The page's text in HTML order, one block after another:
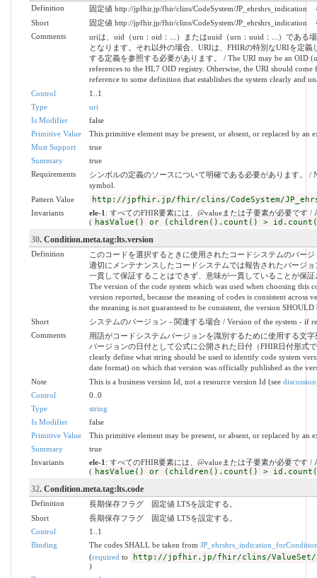
Definition
固定値 http://jpfhir.jp/fhir/clins/CodeSystem/JP_ehrshrs_indication
Short
固定値 http://jpfhir.jp/fhir/clins/CodeSystem/JP_ehrshrs_indication
Comments
uriは、oid（urn：oid：...）またはuuid（urn：uuid：...）である
となります。それ以外の場合、URIは、FHIRの特別なURIを定
する定義を参照する必要があります。 / The URI may be an OID
references to the HL7 OID registry. Otherwise, the URI should
reference to some definition that establishes the system clearly and
Control
1..1
Type
uri
Is Modifier
false
Primitive Value
This primitive element may be present, or absent, or replaced by an
Must Support
true
Summary
true
Requirements
シンボルの定義のソースについて明確である必要があります。 /
symbol.
Pattern Value
http://jpfhir.jp/fhir/clins/CodeSystem/
Invariants ele-1 : すべてのFHIR要素には、@valueまたは子要素が必要です /
( hasValue() or (children().count() >
30. Condition.meta.tag:lts.version
Definition
このコードを選択するときに使用されたコードシステムのバー
適切にメンテナンスしたコードシステムでは報告されたバージ
一貫して保証することはできず、意味が一貫していることが保
The version of the code system which was used when choosing this
version reported, because the meaning of codes is consistent across
the meaning is not guaranteed to be consistent, the version SHOULD
Short
システムのバージョン - 関連する場合 / Version of the system - if
Comments
用語がコードシステムバージョンを識別するために使用する文
バージョンの日付として公式に公開された日付（FHIR日付形式
clearly define what string should be used to identify code system
date format) on which that version was officially published as the
Note
This is a business version Id, not a resource version Id (see discussion
Control
0..0
Type
string
Is Modifier
false
Primitive Value
This primitive element may be present, or absent, or replaced by an
Summary
true
Invariants
ele-1 : すべてのFHIR要素には、@valueまたは子要素が必要です /
( hasValue() or (children().count() >
32. Condition.meta.tag:lts.code
Definition
長期保存フラグ 固定値 LTSを設定する。
Short
長期保存フラグ 固定値 LTSを設定する。
Control
1..1
Binding
The codes SHALL be taken from
(required to http://jpfhir.jp/fhir/clins/ValueSet/
)